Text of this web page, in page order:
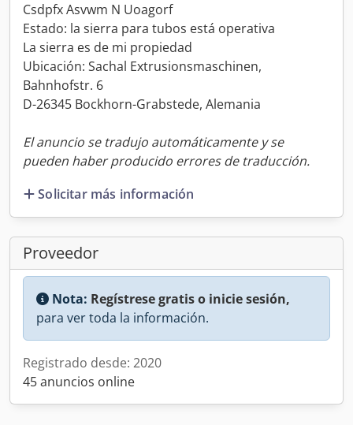
Csdpfx Asvwm N Uoagorf
Estado: la sierra para tubos está operativa
La sierra es de mi propiedad
Ubicación: Sachal Extrusionsmaschinen,
Bahnhofstr. 6
D-26345 Bockhorn-Grabstede, Alemania
El anuncio se tradujo automáticamente y se
pueden haber producido errores de traducción.
Solicitar más información
Proveedor
Nota: Regístrese gratis o inicie sesión,
para ver toda la información.
Registrado desde: 2020
45 anuncios online